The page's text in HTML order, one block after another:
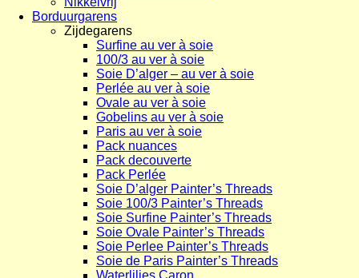
Borduurgarens
Zijdegarens
Surfine au ver à soie
100/3 au ver à soie
Soie D’alger – au ver à soie
Perlée au ver à soie
Ovale au ver à soie
Gobelins au ver à soie
Paris au ver à soie
Pack nuances
Pack decouverte
Pack Perlée
Soie D’alger Painter’s Threads
Soie 100/3 Painter’s Threads
Soie Surfine Painter’s Threads
Soie Ovale Painter’s Threads
Soie Perlee Painter’s Threads
Soie de Paris Painter’s Threads
Waterlilies Caron